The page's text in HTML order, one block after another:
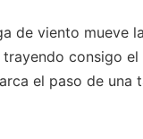
de viento mueve
consigo el
el paso de una